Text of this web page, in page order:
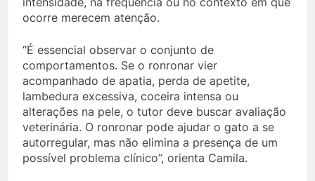
ocorre merecem atenção.
“É essencial observar o conjunto de
comportamentos. Se o ronronar vier
acompanhado de apatia, perda de apetite,
lambedura excessiva, coceira intensa ou
alterações na pele, o tutor deve buscar avaliação
veterinária. O ronronar pode ajudar o gato a se
autorregular, mas não elimina a presença de um
possível problema clínico”, orienta Camila.